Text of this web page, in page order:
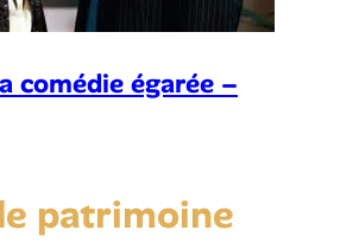
comédie égarée –
patrimoine